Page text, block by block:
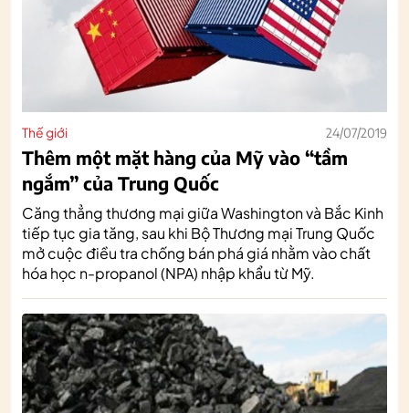
Thế giới 24/07/2019
Thêm một mặt hàng của Mỹ vào “tầm
ngắm” của Trung Quốc
Căng thẳng thương mại giữa Washington và Bắc Kinh
tiếp tục gia tăng, sau khi Bộ Thương mại Trung Quốc
mở cuộc điều tra chống bán phá giá nhằm vào chất
hóa học n-propanol (NPA) nhập khẩu từ Mỹ.